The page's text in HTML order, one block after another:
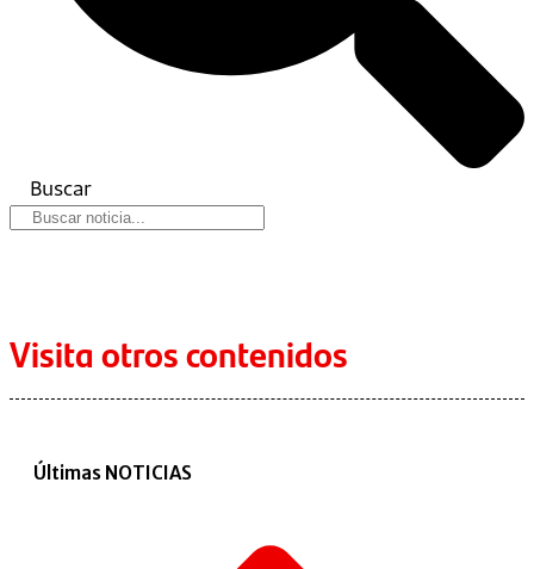
Buscar
Visita otros contenidos
Últimas NOTICIAS